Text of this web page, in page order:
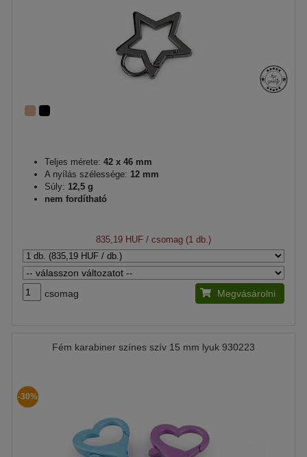
Teljes mérete: 42 x 46 mm
A nyílás szélessége: 12 mm
Súly: 12,5 g
nem fordítható
835,19 HUF / csomag (1 db.)
csomag Megvásárolni
Fém karabiner színes szív 15 mm lyuk 930223
-30%